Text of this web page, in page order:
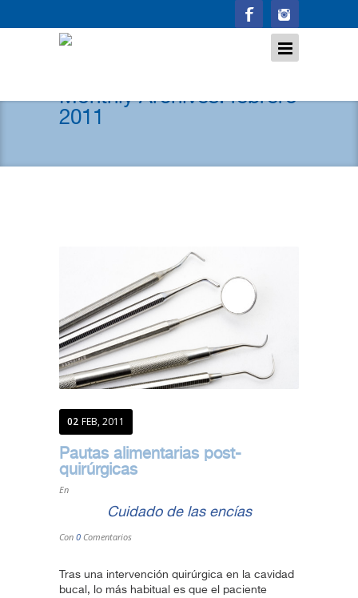
Monthly Archives:febrero
2011
02 FEB, 2011
Pautas alimentarias post-
quirúrgicas
En
Cuidado de las encías
Con 0 Comentarios
Tras una intervención quirúrgica en la cavidad
bucal, lo más habitual es que el paciente